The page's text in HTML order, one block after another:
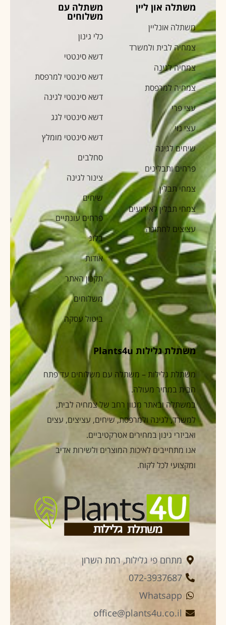
משתלה און ליין
משתלה אונליין
צמחיה לבית ולמשרד
צמחיה לגינה
צמחיה למרפסת
עצי פרי
עצי נוי
שיחים לגינה
פרחים ותבלינים
צמחי תבלין
צמחי תבלין לאירועים
עציצים לחתונה
משתלה עם
משלוחים
כלי גינון
דשא סינטטי
דשא סינטטי למרפסת
דשא סינטטי לגינה
דשא סינטטי לגג
דשא סינטטי מומלץ
סחלבים
צינור לגינה
שיחים
פרחים עונתיים
בלוג
אודות
תקנון האתר
משלוחים
ביטול עסקה
משתלת גלילות Plants4u
משתלת גלילות – משתלה עם משלוחים עד פתח
הבית במחיר מעולה.
במשתלה ובאתר מגוון רחב של צמחיה לבית,
למשרד, לגינה ולמרפסת, שיחים, עציצים, עצים
ואביזרי גינון במחירים אטרקטיביים.
אנו מתחייבים לאיכות המוצרים ולשירות אדיב
ומקצועי לכל לקוח.
מתחם פי גלילות, רמת השרון
072-3937687
Whatsapp
office@plants4u.co.il